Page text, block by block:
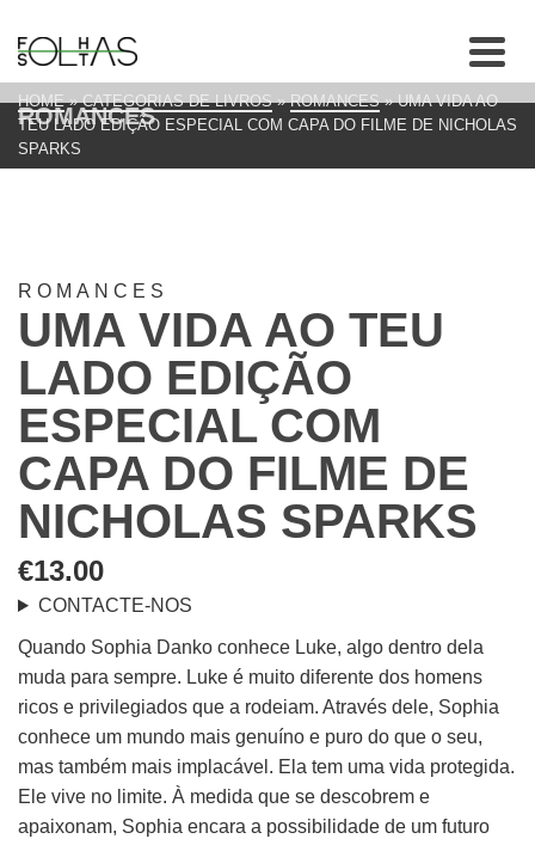
ROMANCES
HOME » CATEGORIAS DE LIVROS » ROMANCES » UMA VIDA AO
TEU LADO EDIÇÃO ESPECIAL COM CAPA DO FILME DE NICHOLAS
SPARKS
ROMANCES
UMA VIDA AO TEU
LADO EDIÇÃO
ESPECIAL COM
CAPA DO FILME DE
NICHOLAS SPARKS
€13.00
CONTACTE-NOS
Quando Sophia Danko conhece Luke, algo dentro dela
muda para sempre. Luke é muito diferente dos homens
ricos e privilegiados que a rodeiam. Através dele, Sophia
conhece um mundo mais genuíno e puro do que o seu,
mas também mais implacável. Ela tem uma vida protegida.
Ele vive no limite. À medida que se descobrem e
apaixonam, Sophia encara a possibilidade de um futuro